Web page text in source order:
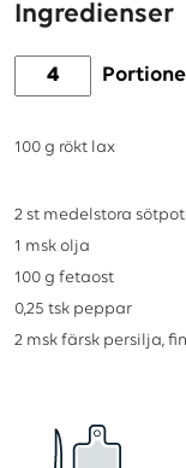
Ingredienser
100 g rökt lax
2 st medelstora
1 msk olja
100 g fetaost
0,25 tsk peppar
2 msk färsk persilja,